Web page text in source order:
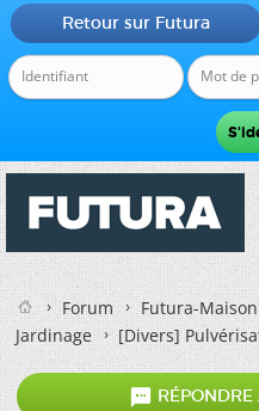
Retour sur Futura
Forum
Futura-
Jardinage
[Divers]
